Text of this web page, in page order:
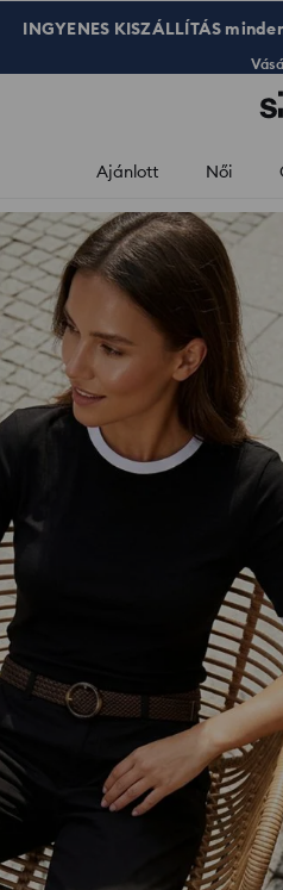
INGYENES KISZÁLLÍTÁS
Ajánlott Női